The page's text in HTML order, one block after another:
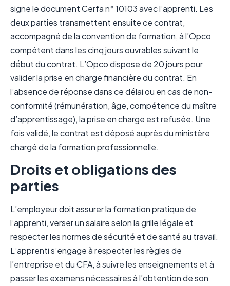
signe le document Cerfa n° 10103 avec l’apprenti. Les
deux parties transmettent ensuite ce contrat,
accompagné de la convention de formation, à l’Opco
compétent dans les cinq jours ouvrables suivant le
début du contrat. L’Opco dispose de 20 jours pour
valider la prise en charge financière du contrat. En
l’absence de réponse dans ce délai ou en cas de non-
conformité (rémunération, âge, compétence du maître
d’apprentissage), la prise en charge est refusée. Une
fois validé, le contrat est déposé auprès du ministère
chargé de la formation professionnelle.
Droits et obligations des
parties
L’employeur doit assurer la formation pratique de
l’apprenti, verser un salaire selon la grille légale et
respecter les normes de sécurité et de santé au travail.
L’apprenti s’engage à respecter les règles de
l’entreprise et du CFA, à suivre les enseignements et à
passer les examens nécessaires à l’obtention de son